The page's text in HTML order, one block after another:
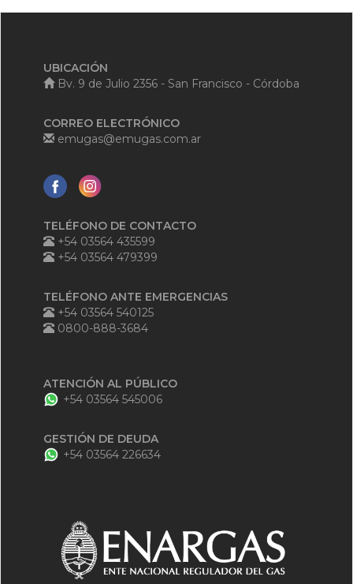
UBICACIÓN
Bv. 9 de Julio 2356 - San Francisco - Córdoba
CORREO ELECTRÓNICO
emugas@emugas.com.ar
TELÉFONO DE CONTACTO
+54 03564 435599
+54 03564 479399
TELÉFONO ANTE EMERGENCIAS
+54 03564 540125
0800-888-3684
ATENCIÓN AL PÚBLICO
+54 03564 545006
GESTIÓN DE DEUDA
+54 03564 226634